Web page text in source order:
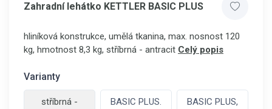
Zahradní lehátko KETTLER BASIC PLUS
hliníková konstrukce, umělá tkanina, max. nosnost 120
kg, hmotnost 8,3 kg, stříbrná - antracit Celý popis
Varianty
stříbrná -
BASIC PLUS.
BASIC PLUS,